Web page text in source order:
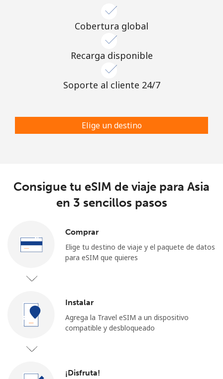
Cobertura global
Recarga disponible
Soporte al cliente 24/7
Elige un destino
Consigue tu eSIM de viaje para Asia
en 3 sencillos pasos
Comprar
Elige tu destino de viaje y el paquete de datos
para eSIM que quieres
Instalar
Agrega la Travel eSIM a un dispositivo
compatible y desbloqueado
¡Disfruta!